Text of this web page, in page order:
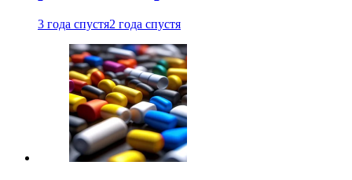
3 года спустя2 года спустя